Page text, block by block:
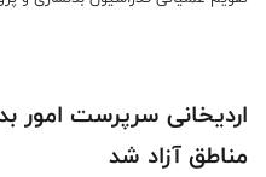
اردیخانی سرپرست امور
مناطق آزاد شد